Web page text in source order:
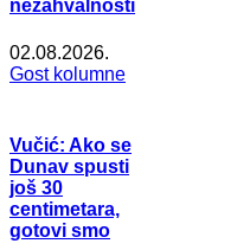
nezahvalnosti
02.08.2026.
Gost kolumne
Vučić: Ako se
Dunav spusti
još 30
centimetara,
gotovi smo